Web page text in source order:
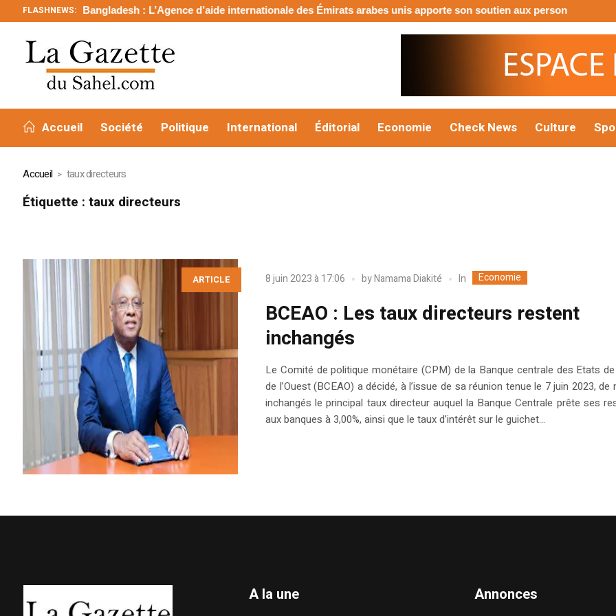
FLASHNEWS:Bangladesh : L’Agence d’aide internationale des Émirats arabes unis apporte son soutien aux personnes touchées
Accueil Société Politique International Éditorial Economie Check News Culture
Accueil taux directeurs
Étiquette :taux directeurs
ARTICLE 8 juin 2023 à 17:06 byNamama Diakité In Economie
BCEAO : Les taux directeurs restent
inchangés
Le Comité de politique monétaire (CPM) de la Banque centrale des Etats de
de l’Ouest (BCEAO) a décidé, à l’issue de sa réunion tenue le 7 juin 2023, de
inchangés le principal taux directeur auquel la Banque Centrale prête ses
aux banques à 3,00%, ainsi que le taux d’intérêt sur le guichet...
A la une Annonces